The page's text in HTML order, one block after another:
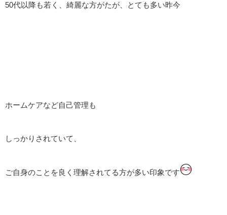
50代以降も若く、綺麗な方がたが、とても多い昨今
ホームケアなど自己管理も
しっかりされていて、
ご自身のことを良く理解されてる方が多い印象です